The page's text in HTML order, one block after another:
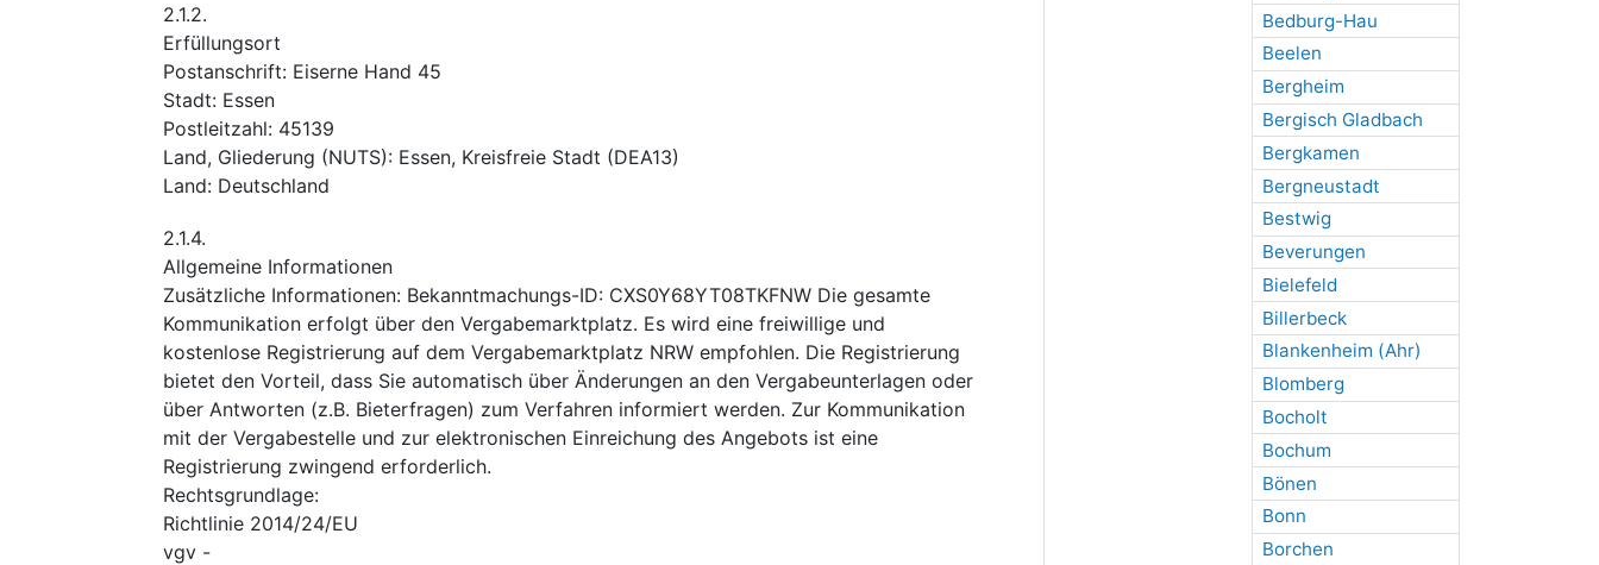
Bedburg-Hau
Beelen
Bergheim
Bergisch Gladbach
Bergkamen
Bergneustadt
Bestwig
Beverungen
Bielefeld
Billerbeck
Blankenheim (Ahr)
Blomberg
Bocholt
Bochum
Bönen
Bonn
Borchen
2.1.2.
Erfüllungsort
Postanschrift: Eiserne Hand 45
Stadt: Essen
Postleitzahl: 45139
Land, Gliederung (NUTS): Essen, Kreisfreie Stadt (DEA13)
Land: Deutschland
2.1.4.
Allgemeine Informationen
Zusätzliche Informationen: Bekanntmachungs-ID: CXS0Y68YT08TKFNW Die gesamte
Kommunikation erfolgt über den Vergabemarktplatz. Es wird eine freiwillige und
kostenlose Registrierung auf dem Vergabemarktplatz NRW empfohlen. Die Registrierung
bietet den Vorteil, dass Sie automatisch über Änderungen an den Vergabeunterlagen oder
über Antworten (z.B. Bieterfragen) zum Verfahren informiert werden. Zur Kommunikation
mit der Vergabestelle und zur elektronischen Einreichung des Angebots ist eine
Registrierung zwingend erforderlich.
Rechtsgrundlage:
Richtlinie 2014/24/EU
vgv -